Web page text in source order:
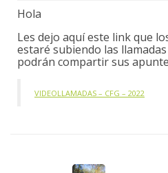
Hola
Les dejo aquí este link que
estaré subiendo las
podrán compartir sus
VIDEOLLAMADAS – CFG – 2022